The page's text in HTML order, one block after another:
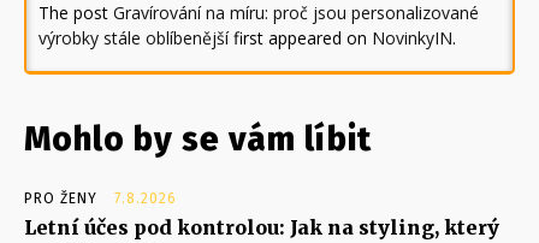
The post Gravírování na míru: proč jsou personalizované
výrobky stále oblíbenějšífirst appeared on NovinkyIN.
Mohlo by se vám líbit
PRO ŽENY 7.8.2026
Letní účes pod kontrolou: Jak na styling, který